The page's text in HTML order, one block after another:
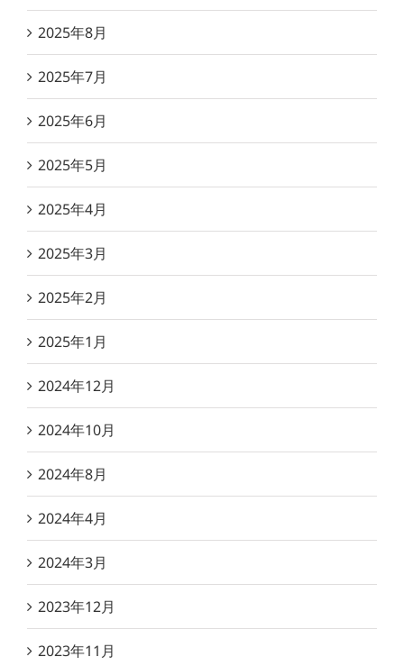
2025年8月
2025年7月
2025年6月
2025年5月
2025年4月
2025年3月
2025年2月
2025年1月
2024年12月
2024年10月
2024年8月
2024年4月
2024年3月
2023年12月
2023年11月